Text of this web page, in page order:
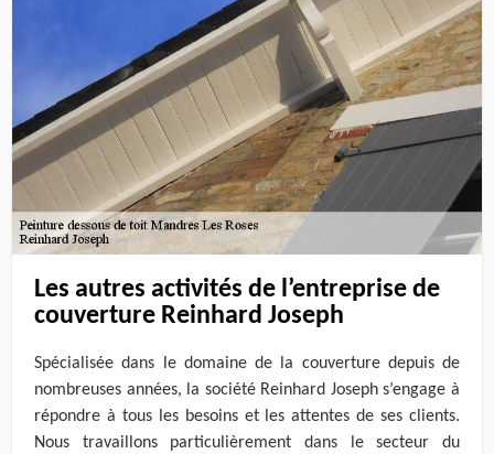
Les autres activités de l’entreprise de
couverture Reinhard Joseph
Spécialisée dans le domaine de la couverture depuis de
nombreuses années, la société Reinhard Joseph s’engage à
répondre à tous les besoins et les attentes de ses clients.
Nous travaillons particulièrement dans le secteur du